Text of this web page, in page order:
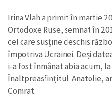
Irina Vlah a primit în martie
Ortodoxe Ruse, semnat în
cel care susține deschis
împotriva Ucrainei. Deși
i-a fost înmânat abia acum,
Înaltpreasfințitul Anatolie,
Comrat.